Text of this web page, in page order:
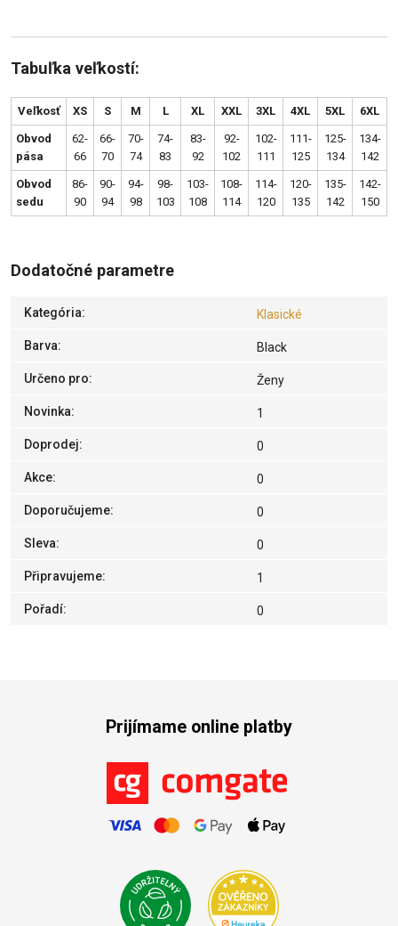
Tabuľka veľkostí:
Veľkosť XS S M L XL XXL 3XL 4XL 5XL 6XL
Obvod
pása
62-
66
66-
70
70-
74
74-
83
83-
92
92-
102
102-
111
111-
125
125-
134
134-
142
Obvod
sedu
86-
90
90-
94
94-
98
98-
103
103-
108
108-
114
114-
120
120-
135
135-
142
142-
150
Dodatočné parametre
Kategória: Klasické
Barva: Black
Určeno pro: Ženy
Novinka: 1
Doprodej: 0
Akce: 0
Doporučujeme: 0
Sleva: 0
Připravujeme: 1
Pořadí: 0
Prijímame online platby